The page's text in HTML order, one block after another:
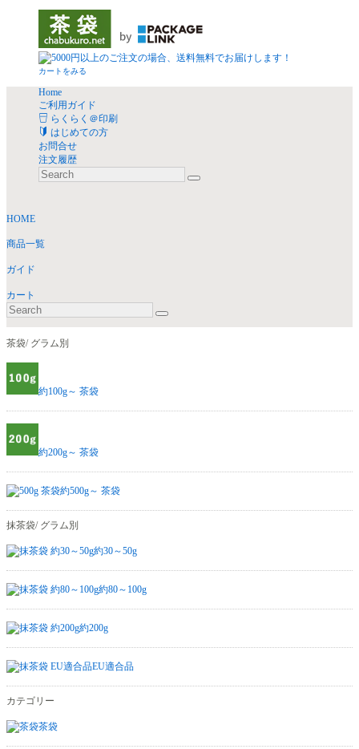
カートをみる
Home
ご利用ガイド
らくらく＠印刷
はじめての方
お問合せ
注文履歴
HOME
商品一覧
ガイド
カート
茶袋/ グラム別
約100g～ 茶袋
約200g～ 茶袋
約500g～ 茶袋
抹茶袋/ グラム別
約30～50g
約80～100g
約200g
EU適合品
カテゴリー
茶袋